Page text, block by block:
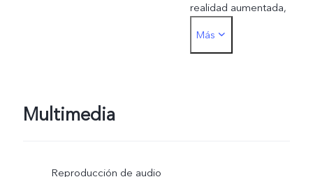
realidad aumentada,
películas para vlogs,
Más
Multimedia
Reproducción de audio